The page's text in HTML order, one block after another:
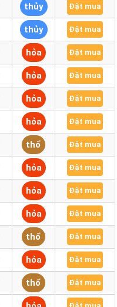
thủy Đặt mua
thủy Đặt mua
hỏa Đặt mua
hỏa Đặt mua
hỏa Đặt mua
hỏa Đặt mua
thổ Đặt mua
hỏa Đặt mua
hỏa Đặt mua
hỏa Đặt mua
thổ Đặt mua
hỏa Đặt mua
thổ Đặt mua